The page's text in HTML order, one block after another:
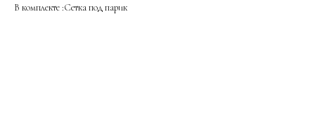
В комплекте :Сетка под парик